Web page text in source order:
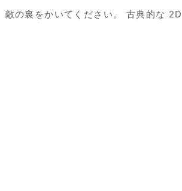
の裏をかいてください。 古典的な 2D